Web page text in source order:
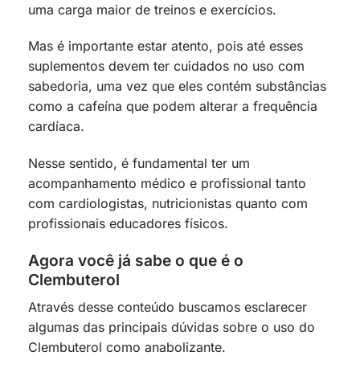
uma carga maior de treinos e exercícios.
Mas é importante estar atento, pois até esses
suplementos devem ter cuidados no uso com
sabedoria, uma vez que eles contém substâncias
como a cafeína que podem alterar a frequência
cardíaca.
Nesse sentido, é fundamental ter um
acompanhamento médico e profissional tanto
com cardiologistas, nutricionistas quanto com
profissionais educadores físicos.
Agora você já sabe o que é o
Clembuterol
Através desse conteúdo buscamos esclarecer
algumas das principais dúvidas sobre o uso do
Clembuterol como anabolizante.